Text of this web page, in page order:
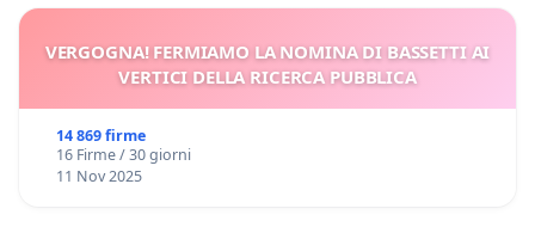
VERGOGNA! FERMIAMO LA NOMINA DI BASSETTI AI
VERTICI DELLA RICERCA PUBBLICA
14 869 firme
16 Firme / 30 giorni
11 Nov 2025